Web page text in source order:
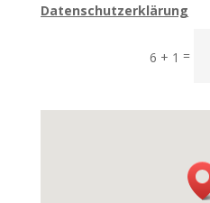
Datenschutzerklärung
6 + 1 =